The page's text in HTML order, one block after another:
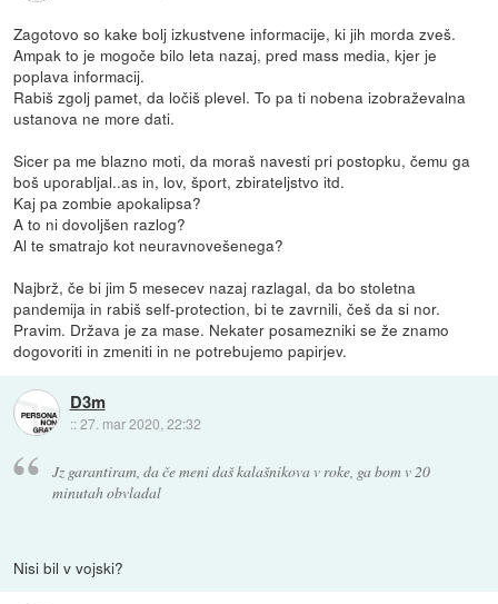
Zagotovo so kake bolj izkustvene informacije, ki jih morda zveš.
Ampak to je mogoče bilo leta nazaj, pred mass media, kjer je
poplava informacij.
Rabiš zgolj pamet, da ločiš plevel. To pa ti nobena izobraževalna
ustanova ne more dati.
Sicer pa me blazno moti, da moraš navesti pri postopku, čemu ga
boš uporabljal..as in, lov, šport, zbirateljstvo itd.
Kaj pa zombie apokalipsa?
A to ni dovoljšen razlog?
Al te smatrajo kot neuravnovešenega?
Najbrž, če bi jim 5 mesecev nazaj razlagal, da bo stoletna
pandemija in rabiš self-protection, bi te zavrnili, češ da si nor.
Pravim. Država je za mase. Nekater posamezniki se že znamo
dogovoriti in zmeniti in ne potrebujemo papirjev.
D3m
::27. mar 2020, 22:32
Jz garantiram, da če meni daš kalašnikova v roke, ga bom v 20
minutah obvladal
Nisi bil v vojski?